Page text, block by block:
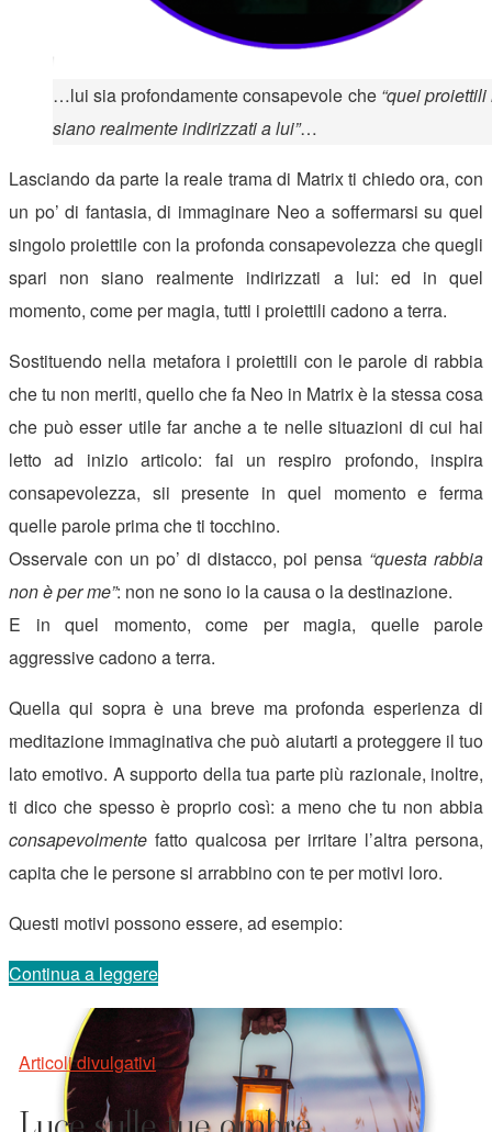
…lui sia profondamente consapevole che “quei
siano realmente indirizzati a lui”…
Lasciando da parte la reale trama di Matrix ti chiedo ora, con
un po’ di fantasia, di immaginare Neo a soffermarsi su quel
singolo proiettile con la profonda consapevolezza che quegli
spari non siano realmente indirizzati a lui: ed in quel
momento, come per magia, tutti i proiettili cadono a terra.
Sostituendo nella metafora i proiettili con le parole di rabbia
che tu non meriti, quello che fa Neo in Matrix è la stessa cosa
che può esser utile far anche a te nelle situazioni di cui hai
letto ad inizio articolo: fai un respiro profondo, inspira
consapevolezza, sii presente in quel momento e ferma
quelle parole prima che ti tocchino.
Osservale con un po’ di distacco, poi pensa “questa rabbia
non è per me”: non ne sono io la causa o la destinazione.
E in quel momento, come per magia, quelle parole
aggressive cadono a terra.
Quella qui sopra è una breve ma profonda esperienza di
meditazione immaginativa che può aiutarti a proteggere il tuo
lato emotivo. A supporto della tua parte più razionale, inoltre,
ti dico che spesso è proprio così: a meno che tu non abbia
consapevolmente fatto qualcosa per irritare l’altra persona,
capita che le persone si arrabbino con te per motivi loro.
Questi motivi possono essere, ad esempio:
Continua a leggere“Menù
all’arrabbiata”
Articoli divulgativi